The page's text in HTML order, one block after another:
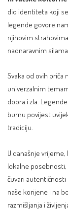
dio identiteta koji
legende govore
njihovim
nadnaravnim silama.
Svaka od ovih priča
univerzalnim
dobra i zla.
burnu povijest
tradiciju.
U današnje
lokalne posebnosti,
čuvari
naše korijene i na
razmišljanja i